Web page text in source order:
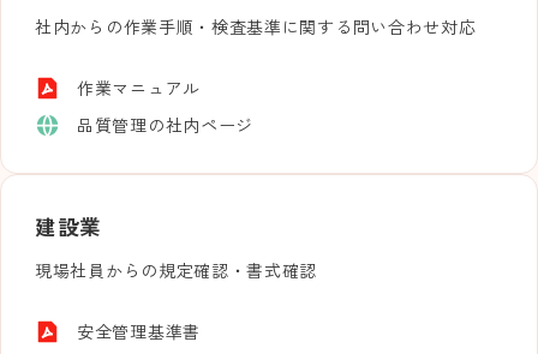
社内からの作業手順・検査基準に関する問い合わせ対応
作業マニュアル
品質管理の社内ページ
建設業
現場社員からの規定確認・書式確認
安全管理基準書